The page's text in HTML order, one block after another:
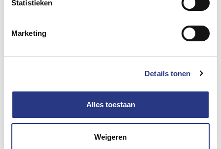
Statistieken
Marketing
Details tonen
Alles toestaan
Weigeren
nagenoeg vaste groep medewerkers, zodat de
kwaliteit van de geleverde tent zeer hoog blijft.
Ook het onderhoud aan de zeilen en vloeren
correct gelegd.
Transport en leveren van
tenten in Maastricht